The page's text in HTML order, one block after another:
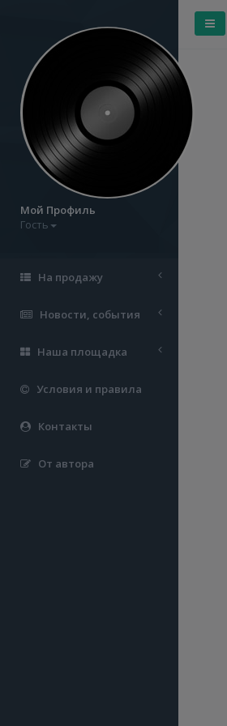
Мой Профиль
Гость
На продажу
Новости, события
Наша площадка
Условия и правила
Контакты
От автора